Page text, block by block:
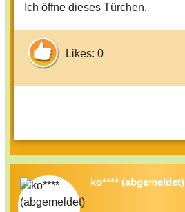
Ich öffne dieses Türchen.
Likes: 0
ko**** (abgemeldet)